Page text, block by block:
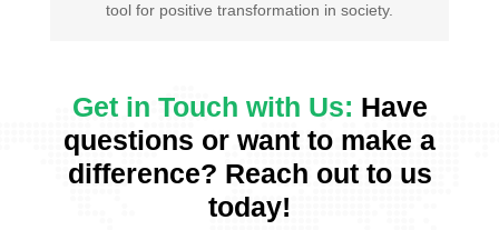
tool for positive transformation in society.
Get in Touch with Us: Have
questions or want to make a
difference? Reach out to us
today!